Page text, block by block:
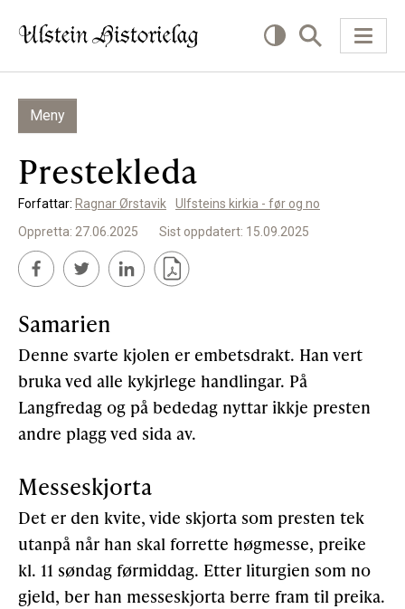
KVA VIL DU LESE OM?
Kultur
Næring
Offentlig
Personar
SLIK KAN DU BIDRA
Bidra til lokalhistorie
Støtteannonsørar
OM ULSTEIN HISTORIELAG
Kontakt oss
Om oss
Meny
Prestekleda
Forfattar: Ragnar Ørstavik
Ulfsteins kirkia - før og no
Oppretta: 27.06.2025
Sist oppdatert: 15.09.2025
Samarien
Denne svarte kjolen er embetsdrakt. Han vert
bruka ved alle kykjrlege handlingar. På
Langfredag og på bededag nyttar ikkje presten
andre plagg ved sida av.
Messeskjorta
Det er den kvite, vide skjorta som presten tek
utanpå når han skal forrette høgmesse, preike
kl. 11 søndag førmiddag. Etter liturgien som no
gjeld, ber han messeskjorta berre fram til preika.